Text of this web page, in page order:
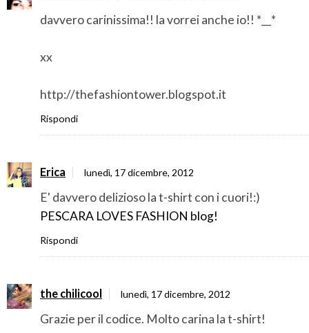
davvero carinissima!! la vorrei anche io!! *__*
xx
http://thefashiontower.blogspot.it
Rispondi
Erica lunedì, 17 dicembre, 2012
E' davvero delizioso la t-shirt con i cuori!:)
PESCARA LOVES FASHION blog!
Rispondi
the chilicool lunedì, 17 dicembre, 2012
Grazie per il codice. Molto carina la t-shirt!